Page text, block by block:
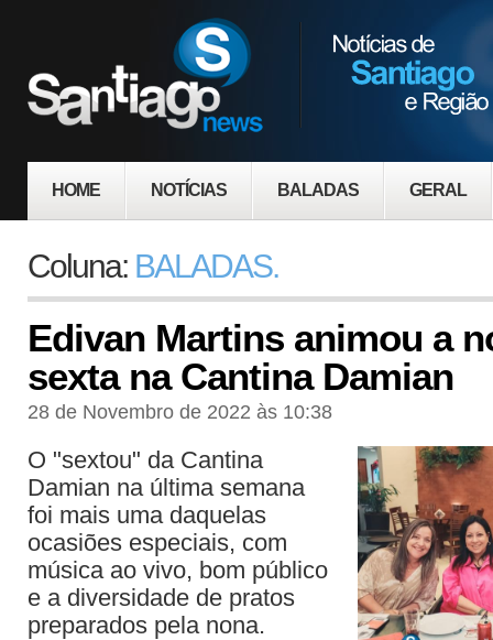
HOME NOTÍCIAS BALADAS GERAL
Coluna: BALADAS.
Edivan Martins animou a
sexta na Cantina Damian
28 de Novembro de 2022 às 10:38
O "sextou" da Cantina
Damian na última semana
foi mais uma daquelas
ocasiões especiais, com
música ao vivo, bom público
e a diversidade de pratos
preparados pela nona.